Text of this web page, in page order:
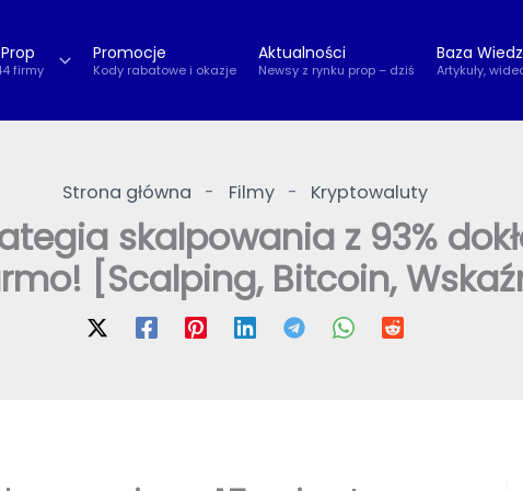
firmy
Promocje
Kody rabatowe i okazje
Aktualności
Newsy z rynku prop – dziś
Baza
Artykuły,
Strona główna - Filmy - Kryptowaluty
skalpowania z 93%
[Scalping, Bitcoin,